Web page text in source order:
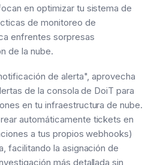
en optimizar tu sistema de
de monitoreo de
enfrentes sorpresas
de la nube.
de alerta", aprovecha
de la consola de DoiT para
en tu infraestructura de nube.
automáticamente tickets en
a tus propios webhooks)
facilitando la asignación de
más detallada sin